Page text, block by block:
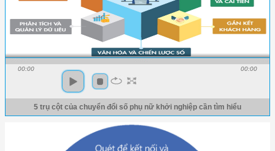
00:00 00:00
5 trụ cột của chuyển đổi số phụ nữ khởi nghiệp cần tìm hiểu